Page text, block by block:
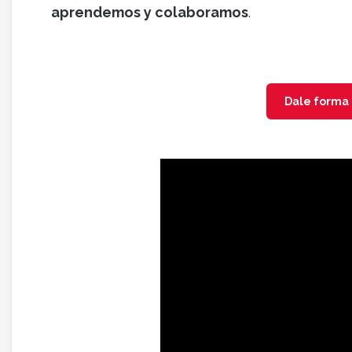
aprendemos y colaboramos.
Dale